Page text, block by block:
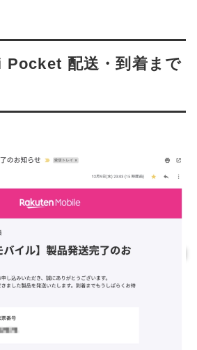
配送・到着まで